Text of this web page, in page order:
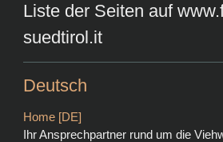
Liste der Seiten auf
suedtirol.it
Deutsch
Home [DE]
Ihr Ansprechpartner rund um die